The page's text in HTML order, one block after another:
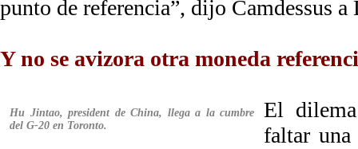
punto de referencia”, dijo Camdessus
Y no se avizora otra moneda
Hu Jintao, president de China, llega a la cumbre
del G-20 en Toronto.
El
faltar una